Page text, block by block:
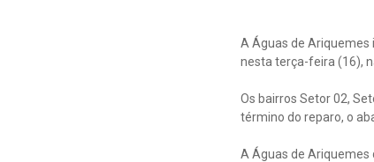
A Águas de Ariquemes
nesta terça-feira (16),
Os bairros Setor 02,
término do reparo, o
A Águas de Ariquemes